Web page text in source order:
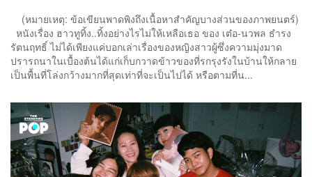
(หมายเหตุ: ข้อเขียนพาดพิงถึงเนื้อหาสำคัญบางส่วนของภาพยนตร์)
หนังเรื่อง ฮาวทูทิ้ง..ทิ้งอย่างไรไม่ให้เหลือเธอ ของ เต๋อ-นวพล ธำรง
รัตนฤทธิ์ ไม่ได้เพียงแค่บอกเล่าเรื่องของหญิงสาวผู้ซึ่งความมุ่งมาด
ปรารถนาในเบื้องต้นได้แก่เก็บกวาดข้าวของที่รกรุงรังในบ้านให้กลาย
เป็นพื้นที่โล่งกว้างมากที่สุดเท่าที่จะเป็นไปได้ หรือตามที่น...